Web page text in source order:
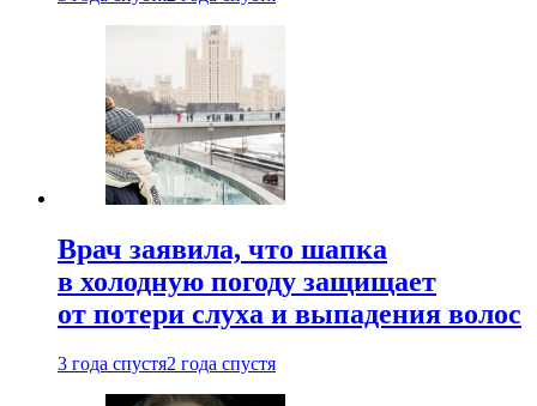
Врач заявила, что шапка
в холодную погоду защищает
от потери слуха и выпадения волос
3 года спустя2 года спустя